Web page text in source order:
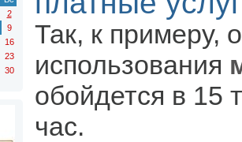
2
9
16
23
30
Так, к примеру,
использования
обойдется в 15
час.